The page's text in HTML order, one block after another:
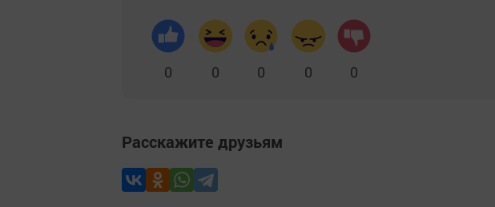
0 0 0 0 0
Расскажите друзьям